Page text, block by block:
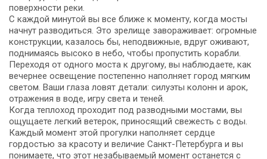
поверхности реки.
С каждой минутой вы все ближе к моменту, когда мосты
начнут разводиться. Это зрелище завораживает: огромные
конструкции, казалось бы, неподвижные, вдруг оживают,
поднимаясь высоко в небо, чтобы пропустить корабли.
Переходя от одного моста к другому, вы наблюдаете, как
вечернее освещение постепенно наполняет город мягким
светом. Ваши глаза ловят детали: силуэты колонн и арок,
отражения в воде, игру света и теней.
Когда теплоход проходит под разводными мостами, вы
ощущаете легкий ветерок, приносящий свежесть с воды.
Каждый момент этой прогулки наполняет сердце
гордостью за красоту и величие Санкт-Петербурга и вы
понимаете, что этот незабываемый момент останется с